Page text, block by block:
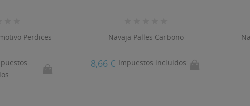
Perdices Navaja Palles Carbono
8,66 € Impuestos incluidos